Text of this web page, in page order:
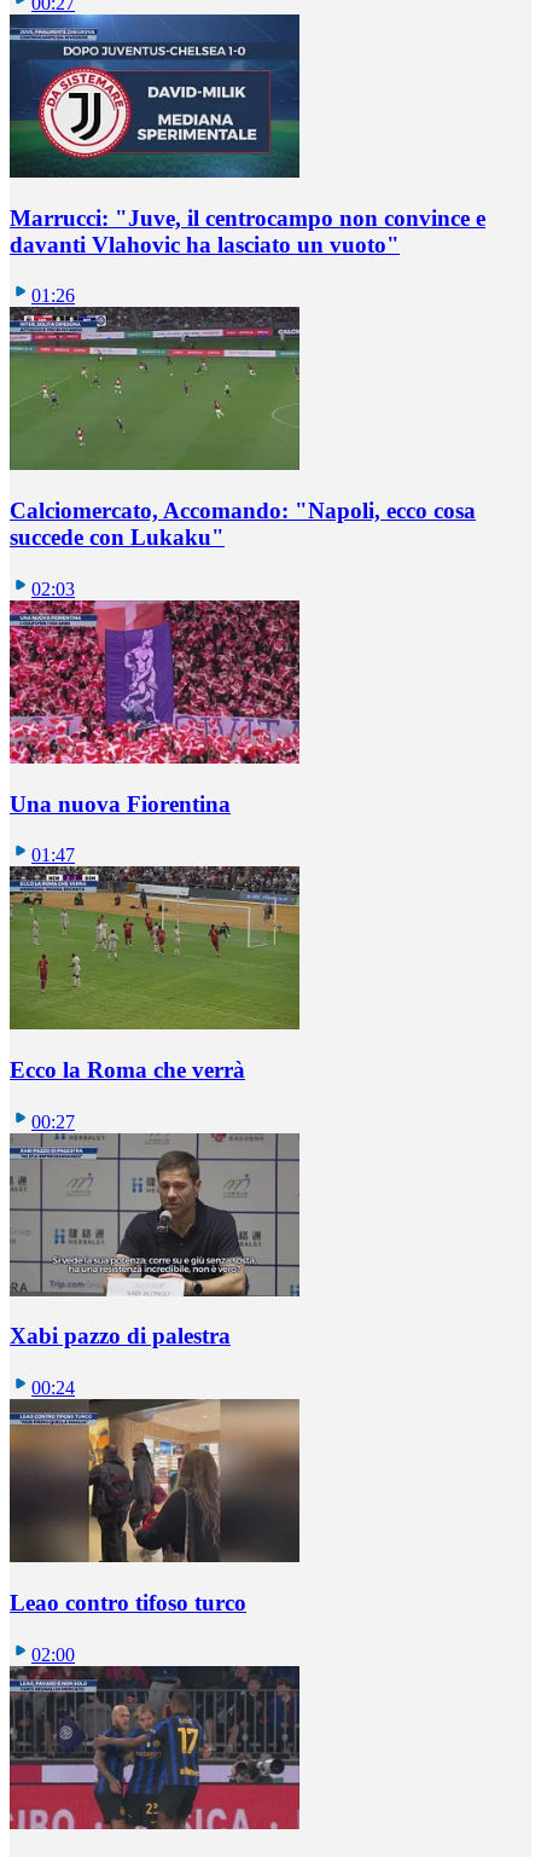
Marrucci: "Juve, il centrocampo non convince e
davanti Vlahovic ha lasciato un vuoto"
01:26
Calciomercato, Accomando: "Napoli, ecco cosa
succede con Lukaku"
02:03
Una nuova Fiorentina
01:47
Ecco la Roma che verrà
00:27
Xabi pazzo di palestra
00:24
Leao contro tifoso turco
02:00